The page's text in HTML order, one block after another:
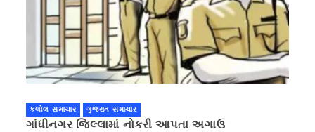
કલોલ સમાચાર ગુજરાત સમાચાર
ગાંધીનગર જિલ્લામાં નોકરી આપતા અગાઉ